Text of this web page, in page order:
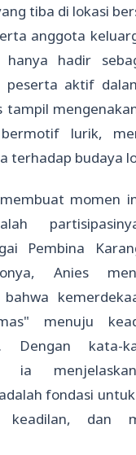
tiba di lokasi
anggota
hadir
peserta aktif
tampil
lurik,
terhadap budaya
momen
Pembina
Anies
menuju
Dengan kata-
ia
fondasi
keadilan, dan